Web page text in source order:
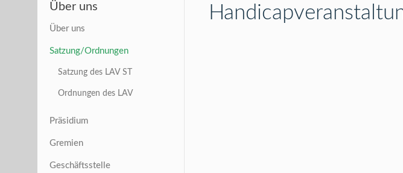
Über uns
Über uns
Satzung/Ordnungen
Satzung des LAV ST
Ordnungen des LAV
Präsidium
Gremien
Geschäftsstelle